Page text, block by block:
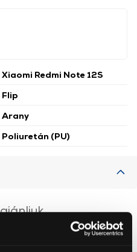
Xiaomi Redmi Note 12S
Flip
Arany
Poliuretán (PU)